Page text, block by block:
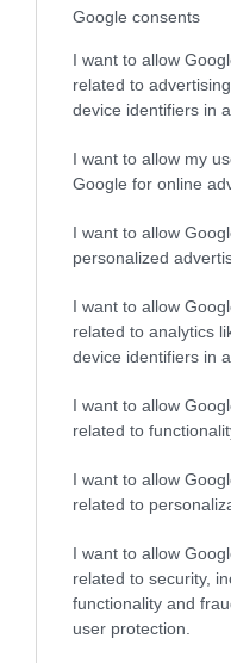
Google consents
I want to allow
related to
device identifiers in
I want to allow my
Google for online
I want to allow
personalized
I want to allow
related to analytics
device identifiers in
I want to allow
related to
I want to allow
related to
I want to allow
related to security,
functionality and
user protection.
Ενημέρωσης.
συνέντευξη στον
ραδιοφωνικές
εκατομμυρίων
πρωτοβουλία για
Η ΣΤΗΛΗ ΜΑΣ